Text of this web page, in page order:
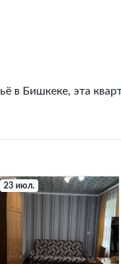
Бишкеке, эта
23 июл.